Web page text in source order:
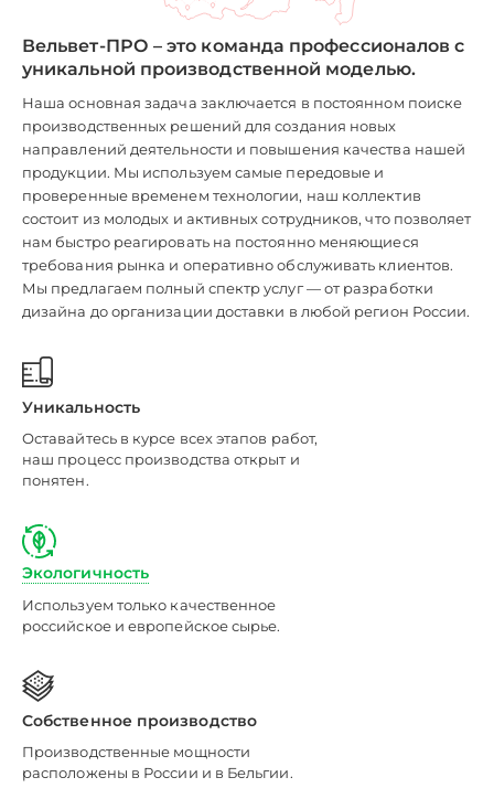
Вельвет-ПРО – это команда профессионалов с
уникальной производственной моделью.
Наша основная задача заключается в постоянном поиске
производственных решений для создания новых
направлений деятельности и повышения качества нашей
продукции. Мы используем самые передовые и
проверенные временем технологии, наш коллектив
состоит из молодых и активных сотрудников, что позволяет
нам быстро реагировать на постоянно меняющиеся
требования рынка и оперативно обслуживать клиентов.
Мы предлагаем полный спектр услуг — от разработки
дизайна до организации доставки в любой регион России.
Уникальность
Оставайтесь в курсе всех этапов работ,
наш процесс производства открыт и
понятен.
Экологичность
Используем только качественное
российское и европейское сырье.
Собственное производство
Производственные мощности
расположены в России и в Бельгии.